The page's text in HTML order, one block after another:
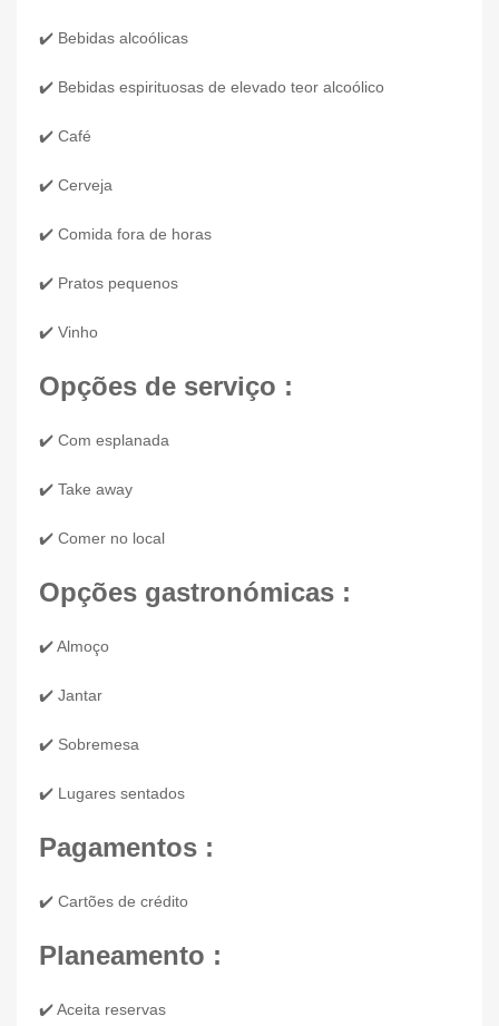
✔️ Bebidas alcoólicas
✔️ Bebidas espirituosas de elevado teor alcoólico
✔️ Café
✔️ Cerveja
✔️ Comida fora de horas
✔️ Pratos pequenos
✔️ Vinho
Opções de serviço :
✔️ Com esplanada
✔️ Take away
✔️ Comer no local
Opções gastronómicas :
✔️ Almoço
✔️ Jantar
✔️ Sobremesa
✔️ Lugares sentados
Pagamentos :
✔️ Cartões de crédito
Planeamento :
✔️ Aceita reservas